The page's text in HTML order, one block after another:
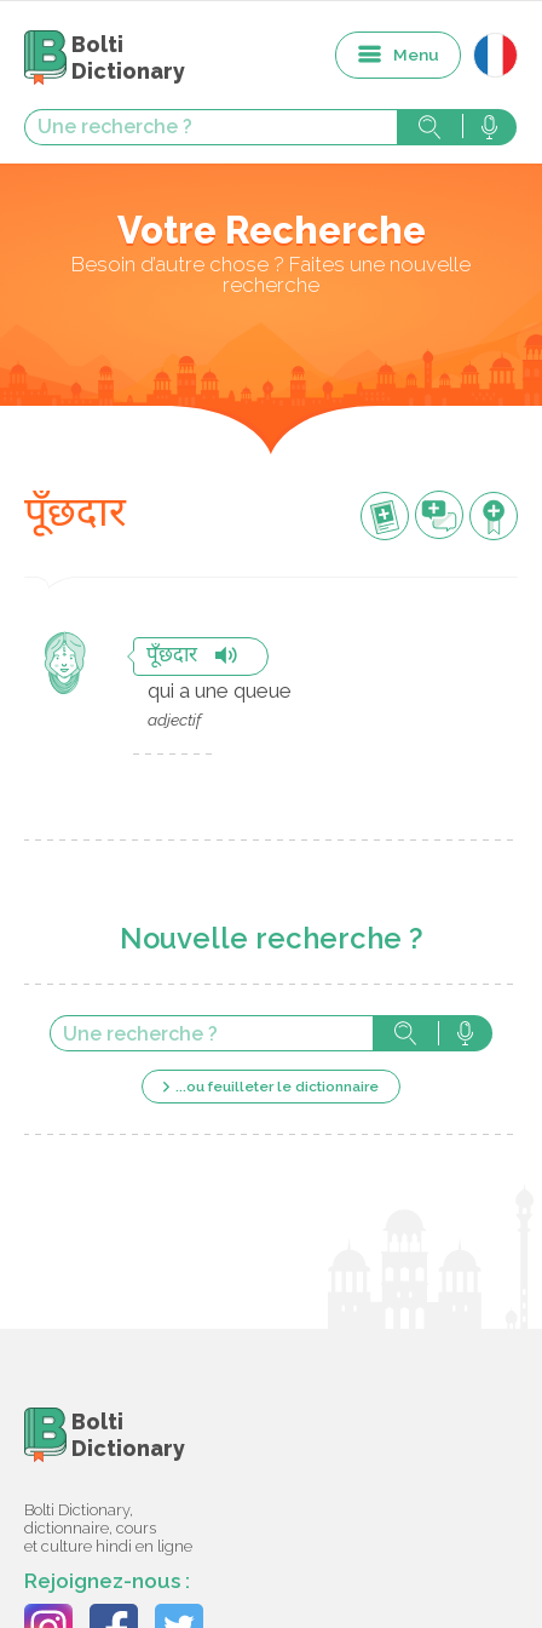
Bolti
Dictionary
Menu
Votre Recherche
Besoin d’autre chose ? Faites une nouvelle
recherche
पूँछदार
पूँछदार
qui a une queue
adjectif
Nouvelle recherche ?
...ou feuilleter le dictionnaire
Bolti
Dictionary
Bolti Dictionary,
dictionnaire, cours
et culture hindi en ligne
Rejoignez-nous :